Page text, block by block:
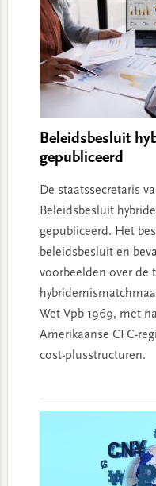
Beleidsbesluit
gepubliceerd
De staatssecretaris
Beleidsbesluit
gepubliceerd. Het
beleidsbesluit en
voorbeelden over de
Wet Vpb 1969, met
Amerikaanse CFC-
cost-plusstructuren.